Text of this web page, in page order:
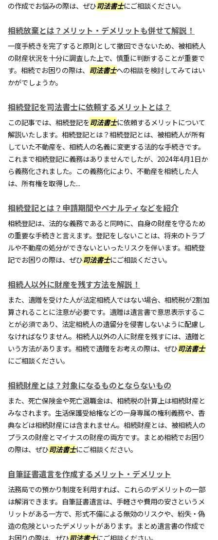
の作成でお悩みの際は、ぜひ司法書士にご相談ください。
相続放棄とは？メリット・デメリットも併せて解説！
一度手続きを完了すると原則として撤回できないため、被相続人
の財産状況を十分に調査した上で、慎重に判断することが重要で
す。相続でお困りの際は、 司法書士への相談を検討してみてはい
かがでしょうか。
相続登記を司法書士に依頼するメリットとは？
この記事では、相続登記を司法書士に依頼するメリットについて
解説いたします。相続登記とは？相続登記とは、被相続人が所有
していた不動産を、相続人の名義に変更する法的な手続きです。
これまで相続登記に義務はありませんでしたが、2024年4月1日か
ら義務化されました。この義務化により、不動産を相続した人
は、所有権を取得した...
相続登記とは？申請期間やペナルティなどを紹介
相続登記は、法的な義務であると同時に、自身の財産を守るため
の重要な手続きと言えます。登記をしないことは、将来のトラブ
ルや不動産の処分ができないといったリスクを伴います。相続登
記でお困りの際は、ぜひ司法書士にご相談ください。
相続人以外に財産を残す方法を解説！
また、遺贈を受けた人が法定相続人ではない場合、相続税が2割加
算されることに注意が必要です。遺贈は遺言書で意思表示するこ
とが必須であり、法定相続人の遺留分を侵害しないように配慮し
なければなりません。相続人以外の人に財産を残すには、遺贈と
いう方法があります。相続で遺贈をお考えの際は、ぜひ司法書士
にご相談ください。
相続財産とは？対象になるものとならないもの
また、死亡保険金や死亡退職金は、相続税の計算上は相続財産と
みなされます。生活保護受給権などの一身専属の権利義務や、香
典などは相続財産には含まれません。相続財産とは、被相続人の
プラスの財産とマイナスの財産の両方です。まとめ相続でお困り
の際は、ぜひ司法書士にご相談ください。
自筆証書遺言を作成するメリット・デメリット
法務局での預かり制度を利用すれば、これらのデメリットの一部
は解消できます。自筆証書遺言は、手軽さや費用の安さというメ
リットがある一方で、形式不備による無効のリスクや、紛失・偽
造の危険といったデメリットがあります。まとめ遺言書の作成で
お困りの際は、ぜひ司法書士にご相談ください。